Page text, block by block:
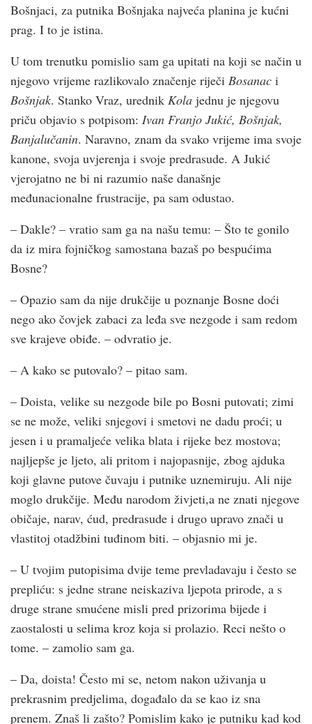
Bošnjaci, za putnika Bošnjaka najveća planina je kućni
prag. I to je istina.
U tom trenutku pomislio sam ga upitati na koji se način u
njegovo vrijeme razlikovalo značenje riječi Bosanac i
Bošnjak. Stanko Vraz, urednik Kola jednu je njegovu
priču objavio s potpisom: Ivan Franjo Jukić, Bošnjak,
Banjalučanin. Naravno, znam da svako vrijeme ima svoje
kanone, svoja uvjerenja i svoje predrasude. A Jukić
vjerojatno ne bi ni razumio naše današnje
međunacionalne frustracije, pa sam odustao.
– Dakle? – vratio sam ga na našu temu: – Što te gonilo
da iz mira fojničkog samostana bazaš po bespućima
Bosne?
– Opazio sam da nije drukčije u poznanje Bosne doći
nego ako čovjek zabaci za leđa sve nezgode i sam redom
sve krajeve obiđe. – odvratio je.
– A kako se putovalo? – pitao sam.
– Doista, velike su nezgode bile po Bosni putovati; zimi
se ne može, veliki snjegovi i smetovi ne dadu proći; u
jesen i u pramaljeće velika blata i rijeke bez mostova;
najljepše je ljeto, ali pritom i najopasnije, zbog ajduka
koji glavne putove čuvaju i putnike uznemiruju. Ali nije
moglo drukčije. Među narodom živjeti,a ne znati njegove
običaje, narav, ćud, predrasude i drugo upravo znači u
vlastitoj otadžbini tuđinom biti. – objasnio mi je.
– U tvojim putopisima dvije teme prevladavaju i često se
prepliću: s jedne strane neiskaziva ljepota prirode, a s
druge strane smućene misli pred prizorima bijede i
zaostalosti u selima kroz koja si prolazio. Reci nešto o
tome. – zamolio sam ga.
– Da, doista! Često mi se, netom nakon uživanja u
prekrasnim predjelima, događalo da se kao iz sna
prenem. Znaš li zašto? Pomislim kako je putniku kad kod